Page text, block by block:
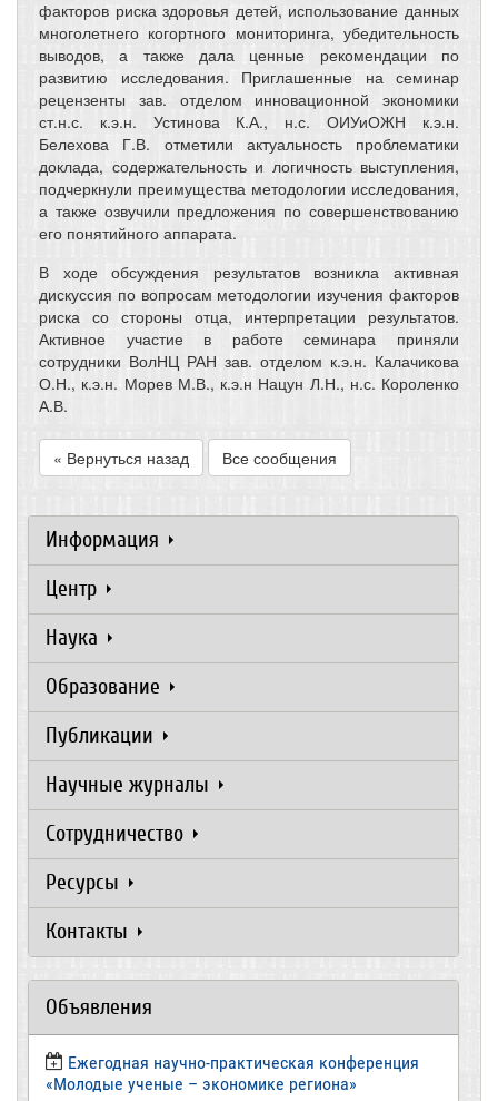
факторов риска здоровья детей, использование данных
многолетнего когортного мониторинга, убедительность
выводов, а также дала ценные рекомендации по
развитию исследования. Приглашенные на семинар
рецензенты зав. отделом инновационной экономики
ст.н.с. к.э.н. Устинова К.А., н.с. ОИУиОЖН к.э.н.
Белехова Г.В. отметили актуальность проблематики
доклада, содержательность и логичность выступления,
подчеркнули преимущества методологии исследования,
а также озвучили предложения по совершенствованию
его понятийного аппарата.
В ходе обсуждения результатов возникла активная
дискуссия по вопросам методологии изучения факторов
риска со стороны отца, интерпретации результатов.
Активное участие в работе семинара приняли
сотрудники ВолНЦ РАН зав. отделом к.э.н. Калачикова
О.Н., к.э.н. Морев М.В., к.э.н Нацун Л.Н., н.с. Короленко
А.В.
« Вернуться назад Все сообщения
Информация
Центр
Наука
Образование
Публикации
Научные журналы
Сотрудничество
Ресурсы
Контакты
Объявления
Ежегодная научно-практическая конференция
«Молодые ученые – экономике региона»